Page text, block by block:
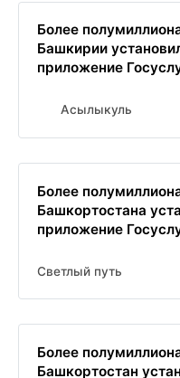
Более
Башкирии
приложение
Асылыкуль
Более
Башкортостана
приложение
Светлый путь
Более
Башкортостан